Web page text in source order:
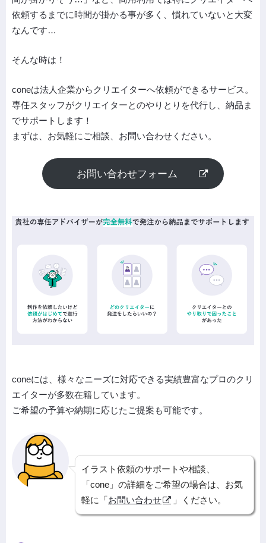
依頼するまでに時間が掛かる事が多く、慣れていないと大変
なんです…
そんな時は！
coneは法人企業からクリエイターへ依頼ができるサービス。
専任スタッフがクリエイターとのやりとりを代行し、納品ま
でサポートします！
まずは、お気軽にご相談、お問い合わせください。
お問い合わせフォーム
coneには、様々なニーズに対応できる実績豊富なプロのクリ
エイターが多数在籍しています。
ご希望の予算や納期に応じたご提案も可能です。
イラスト依頼のサポートや相談、
「cone」の詳細をご希望の場合は、お気
軽に「お問い合わせ 」ください。